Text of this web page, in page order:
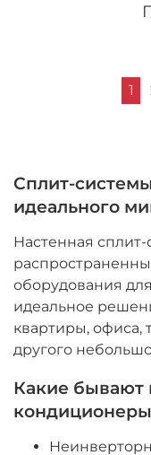
1
Сплит-
идеального
Настенная
оборудования
идеальное
квартиры, офиса,
другого
Какие бывают
кондиционеры